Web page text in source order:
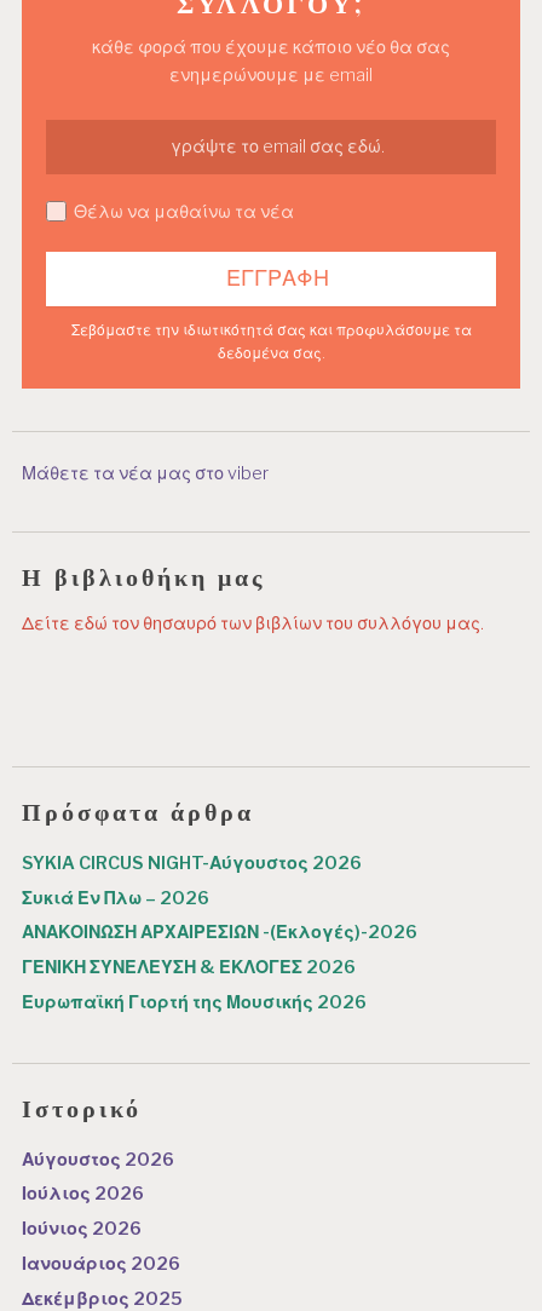
κάθε φορά που έχουμε κάποιο νέο θα σας
ενημερώνουμε με email
Θέλω να μαθαίνω τα νέα
Σεβόμαστε την ιδιωτικότητά σας και προφυλάσουμε τα
δεδομένα σας.
Μάθετε τα νέα μας στο viber
Η βιβλιοθήκη μας
Δείτε εδώ τον θησαυρό των βιβλίων του συλλόγου μας.
Πρόσφατα άρθρα
SYKIA CIRCUS NIGHT-Αύγουστος 2026
Συκιά Εν Πλω – 2026
ΑΝΑΚΟΙΝΩΣΗ ΑΡΧΑΙΡΕΣΙΩΝ -(Εκλογές)-2026
ΓΕΝΙΚΗ ΣΥΝΕΛΕΥΣΗ & ΕΚΛΟΓΕΣ 2026
Ευρωπαϊκή Γιορτή της Μουσικής 2026
Ιστορικό
Αύγουστος 2026
Ιούλιος 2026
Ιούνιος 2026
Ιανουάριος 2026
Δεκέμβριος 2025